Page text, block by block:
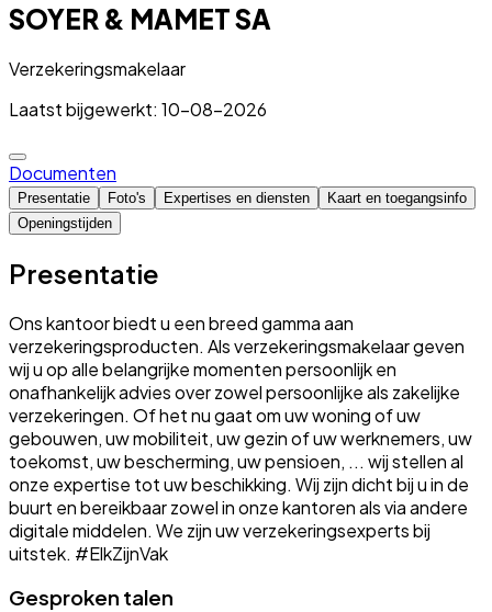
SOYER & MAMET SA
Verzekeringsmakelaar
Laatst bijgewerkt: 10-08-2026
Documenten
Presentatie Foto's Expertises en diensten
Kaart en toegangsinfo
Openingstijden
Presentatie
Ons kantoor biedt u een breed gamma aan
verzekeringsproducten. Als verzekeringsmakelaar geven
wij u op alle belangrijke momenten persoonlijk en
onafhankelijk advies over zowel persoonlijke als zakelijke
verzekeringen. Of het nu gaat om uw woning of uw
gebouwen, uw mobiliteit, uw gezin of uw werknemers, uw
toekomst, uw bescherming, uw pensioen, ... wij stellen al
onze expertise tot uw beschikking. Wij zijn dicht bij u in de
buurt en bereikbaar zowel in onze kantoren als via andere
digitale middelen. We zijn uw verzekeringsexperts bij
uitstek. #ElkZijnVak
Gesproken talen